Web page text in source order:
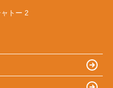
トー 2